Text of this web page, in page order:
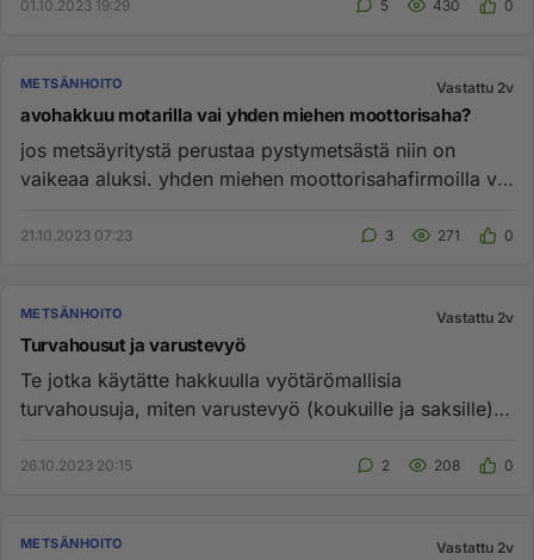
01.10.2023 19:29 5 430 0
METSÄNHOITO Vastattu 2v
avohakkuu motarilla vai yhden miehen moottorisaha?
jos metsäyritystä perustaa pystymetsästä niin on
vaikeaa aluksi. yhden miehen moottorisahafirmoilla voi
21.10.2023 07:23 3 271 0
METSÄNHOITO Vastattu 2v
Turvahousut ja varustevyö
Te jotka käytätte hakkuulla vyötärömallisia
turvahousuja, miten varustevyö (koukuille ja saksille)
26.10.2023 20:15 2 208 0
METSÄNHOITO Vastattu 2v